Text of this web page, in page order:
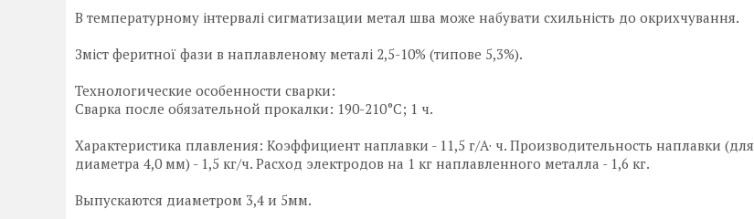
В температурному інтервалі сигматизации метал шва може набувати схильність до окрихчування.
Зміст феритної фази в наплавленому металі 2,5-10% (типове 5,3%).
Технологические особенности сварки:
Сварка после обязательной прокалки: 190-210°С; 1 ч.
Характеристика плавления: Коэффициент наплавки - 11,5 г/А· ч. Производительность наплавки (для
диаметра 4,0 мм) - 1,5 кг/ч. Расход электродов на 1 кг наплавленного металла - 1,6 кг.
Выпускаются диаметром 3,4 и 5мм.